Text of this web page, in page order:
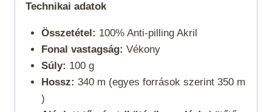
Technikai adatok
Összetétel: 100% Anti-pilling Akril
Fonal vastagság: Vékony
Súly: 100 g
Hossz: 340 m (egyes források szerint 350 m
)